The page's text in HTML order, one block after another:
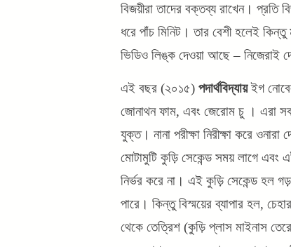
বিজয়ীরা তাদের বক্তব্য রাখেন। প্রতি
ধরে পাঁচ মিনিট। তার বেশী হলেই
ভিডিও লিঙ্ক দেওয়া আছে – নিজেরাই
এই বছর (২০১৫) পদার্থবিদ্যায়ইগ
জোনাথন ফাম, এবং জেরোম চু । এরা
যুক্ত। নানা পরীক্ষা নিরীক্ষা করে
মোটামুটি কুড়ি সেকেন্ড সময় লাগে
নির্ভর করে না। এই কুড়ি সেকেন্ড হল
পারে। কিন্তু বিস্ময়ের ব্যাপার হল,
থেকে তেত্রিশ (কুড়ি প্লাস মাইনাস